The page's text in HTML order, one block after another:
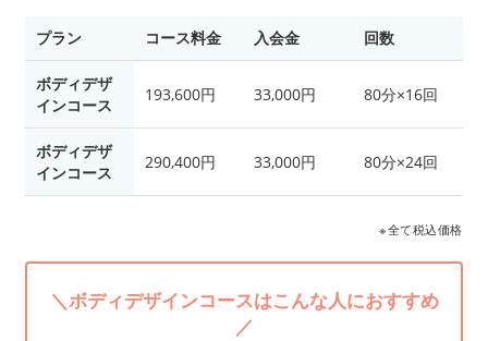
プラン コース料金 入会金 回数
ボディデザ
インコース
193,600円 33,000円 80分×16回
ボディデザ
インコース
290,400円 33,000円 80分×24回
※全て税込価格
＼ボディデザインコースはこんな人におすすめ
／